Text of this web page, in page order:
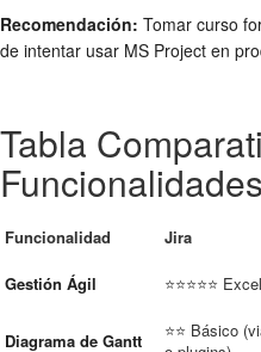
Recomendación: Tomar curso
de intentar usar MS Project en
Tabla
Funcionalidad Jira
Gestión Ágil ⭐⭐⭐⭐⭐
Diagrama de Gantt
⭐⭐ Básico